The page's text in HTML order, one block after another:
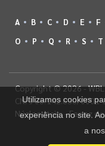
A B C D E F
O
P Q R S T
Copyright © 2026 -
CNPJ 08.142.850/
Núcleo Itaim - Ferraz
Utilizamos cookies
experiência no site.
a